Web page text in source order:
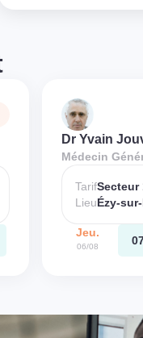
Dr Yvain
Médecin
TarifSecteur
LieuÉzy-
Jeu.
06/08